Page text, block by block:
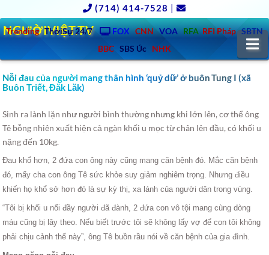
(714) 414-7528 |
Trending ThờiSự 24/7 FOX CNN VOA RFA RFI Pháp SBTN
BBC SBS Úc NHK
NGƯỜIVIỆT.TV
Nỗi đau của người mang thân hình ‘quỷ dữ’ ở buôn Tung I (xã
Buôn Triết, Đăk Lăk)
Sinh ra lành lặn như người bình thường nhưng khi lớn lên, cơ thể ông
Tê bỗng nhiên xuất hiện cả ngàn khối u mọc từ chân lên đầu, có khối u
nặng đến 10kg.
Đau khổ hơn, 2 đứa con ông này cũng mang căn bệnh đó. Mắc căn bệnh
đó, mấy cha con ông Tê sức khỏe suy giảm nghiêm trọng. Nhưng điều
khiến họ khổ sở hơn đó là sự kỳ thị, xa lánh của người dân trong vùng.
“Tôi bị khối u nổi đầy người đã đành, 2 đứa con vô tội mang cùng dòng
máu cũng bị lây theo. Nếu biết trước tôi sẽ không lấy vợ để con tôi không
phải chịu cảnh thế này”, ông Tê buồn rầu nói về căn bệnh của gia đình.